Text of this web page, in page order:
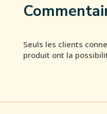
Seuls les clients
produit ont la